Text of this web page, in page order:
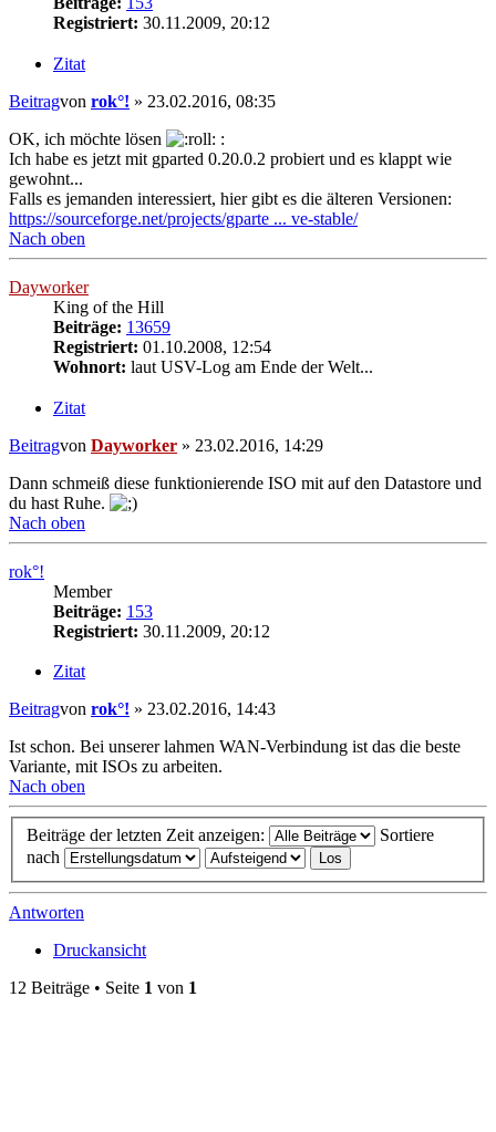
Registriert: 30.11.2009, 20:12
Zitat
Beitragvon rok°! » 23.02.2016, 08:35
OK, ich möchte lösen
:
Ich habe es jetzt mit gparted 0.20.0.2 probiert und es klappt wie
gewohnt...
Falls es jemanden interessiert, hier gibt es die älteren Versionen:
https://sourceforge.net/projects/gparte ... ve-stable/
Nach oben
Dayworker
King of the Hill
Beiträge: 13659
Registriert: 01.10.2008, 12:54
Wohnort: laut USV-Log am Ende der Welt...
Zitat
Beitragvon Dayworker » 23.02.2016, 14:29
Dann schmeiß diese funktionierende ISO mit auf den Datastore und
du hast Ruhe.
Nach oben
rok°!
Member
Beiträge: 153
Registriert: 30.11.2009, 20:12
Zitat
Beitragvon rok°! » 23.02.2016, 14:43
Ist schon. Bei unserer lahmen WAN-Verbindung ist das die beste
Variante, mit ISOs zu arbeiten.
Nach oben
Beiträge der letzten Zeit anzeigen:
Sortiere
nach
Antworten
Druckansicht
12 Beiträge • Seite 1 von 1